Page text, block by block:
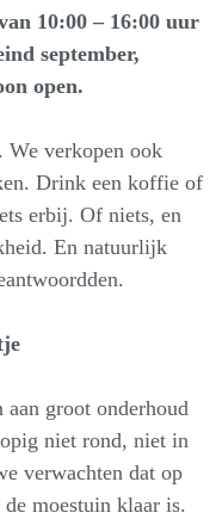
10:00 – 16:00 uur
september,
open.
verkopen ook
Drink een koffie of
erbij. Of niets, en
En natuurlijk
groot onderhoud
niet rond, niet in
verwachten dat op
moestuin klaar is.